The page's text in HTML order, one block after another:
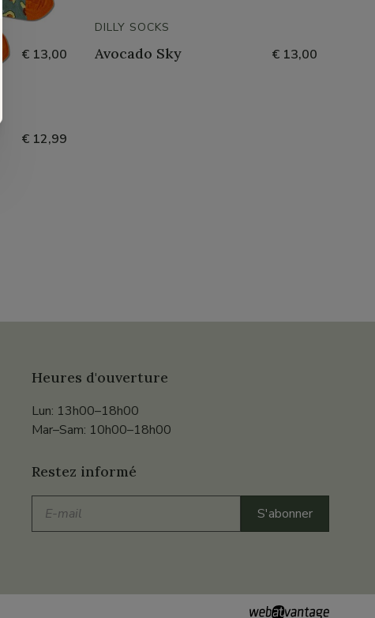
€ 13,00
DILLY SOCKS
Avocado Sky € 13,00
€ 12,99
Heures d'ouverture
Lun: 13h00–18h00
Mar–Sam: 10h00–18h00
Restez informé
mail
S'abonner